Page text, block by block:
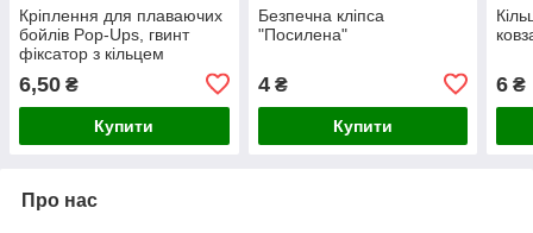
Кріплення для плаваючих
бойлів Pop-Ups, гвинт
фіксатор з кільцем
6,50 ₴
Купити
Безпечна кліпса
"Посилена"
4₴
Купити
6 ₴
Про нас